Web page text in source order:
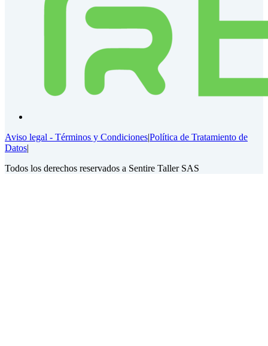
Aviso legal - Términos y Condiciones|Política de Tratamiento de
Datos|
Todos los derechos reservados a Sentire Taller SAS